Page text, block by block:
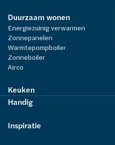
Duurzaam wonen
Energiezuinig verwarmen
Zonnepanelen
Warmtepompboiler
Zonneboiler
Airco
Keuken
Handig
Inspiratie